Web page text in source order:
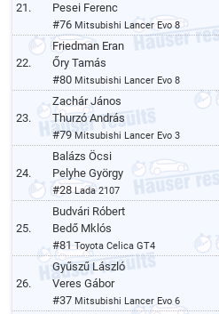
21.
Pesei Ferenc
#76 Mitsubishi Lancer Evo 8
22.
Friedman Eran
Őry Tamás
#80 Mitsubishi Lancer Evo 8
23.
Zachár János
Thurzó András
#79Mitsubishi Lancer Evo 3
24.
Balázs Öcsi
Pelyhe György
#28Lada 2107
25.
Budvári Róbert
Bedő Mklós
#81Toyota Celica GT4
26.
Gyűszű László
Veres Gábor
#37 Mitsubishi Lancer Evo 6